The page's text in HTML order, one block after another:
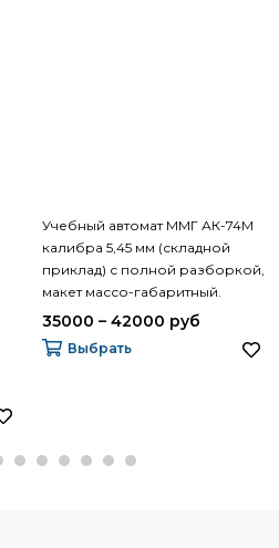
Учебный автомат ММГ АК-74М
калибра 5,45 мм (складной
приклад) с полной разборкой,
макет массо-габаритный.
35000 – 42000 руб
Выбрать